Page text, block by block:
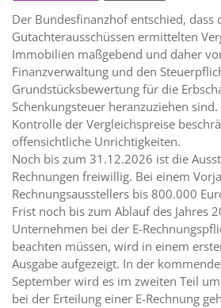
Der Bundesfinanzhof entschied, dass
Gutachterausschüssen ermittelten
Immobilien maßgebend und daher
Finanzverwaltung und den
Grundstücksbewertung für die
Schenkungsteuer heranzuziehen
Kontrolle der Vergleichspreise
offensichtliche Unrichtigkeiten.
Noch bis zum 31.12.2026 ist die
Rechnungen freiwillig. Bei einem
Rechnungsausstellers bis 800.000
Frist noch bis zum Ablauf des Jahres
Unternehmen bei der E-
beachten müssen, wird in einem
Ausgabe aufgezeigt. In der
September wird es im zweiten Teil
bei der Erteilung einer E-Rechnung